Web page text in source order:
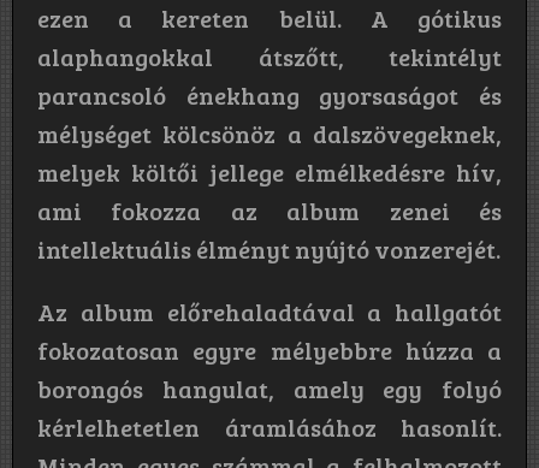
ezen a kereten belül. A gótikus
alaphangokkal átszőtt, tekintélyt
parancsoló énekhang gyorsaságot és
mélységet kölcsönöz a dalszövegeknek,
melyek költői jellege elmélkedésre hív,
ami fokozza az album zenei és
intellektuális élményt nyújtó vonzerejét.
Az album előrehaladtával a hallgatót
fokozatosan egyre mélyebbre húzza a
borongós hangulat, amely egy folyó
kérlelhetetlen áramlásához hasonlít.